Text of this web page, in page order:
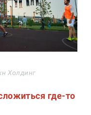
Холдинг
где-то